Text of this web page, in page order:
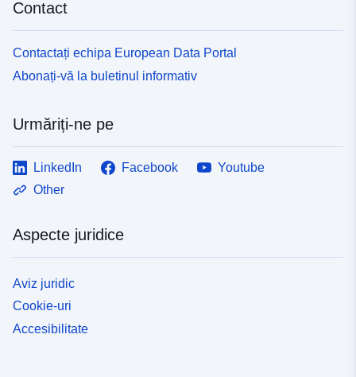
Contact
Contactați echipa European Data Portal
Abonați-vă la buletinul informativ
Urmăriți-ne pe
LinkedIn Facebook
Youtube
Other
Aspecte juridice
Aviz juridic
Cookie-uri
Accesibilitate